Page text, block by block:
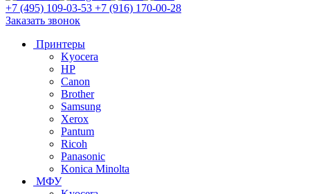
+7 (495) 109-03-53 +7 (916) 170-00-28
Заказать звонок
Принтеры
Kyocera
HP
Canon
Brother
Samsung
Xerox
Pantum
Ricoh
Panasonic
Konica Minolta
МФУ